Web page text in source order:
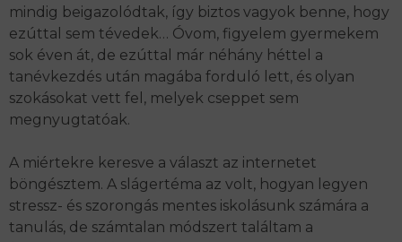
mindig beigazolódtak, így biztos vagyok benne, hogy
ezúttal sem tévedek… Óvom, figyelem gyermekem
sok éven át, de ezúttal már néhány héttel a
tanévkezdés után magába forduló lett, és olyan
szokásokat vett fel, melyek cseppet sem
megnyugtatóak.
A miértekre keresve a választ az internetet
böngésztem. A slágertéma az volt, hogyan legyen
stressz- és szorongás mentes iskolásunk számára a
tanulás, de számtalan módszert találtam a